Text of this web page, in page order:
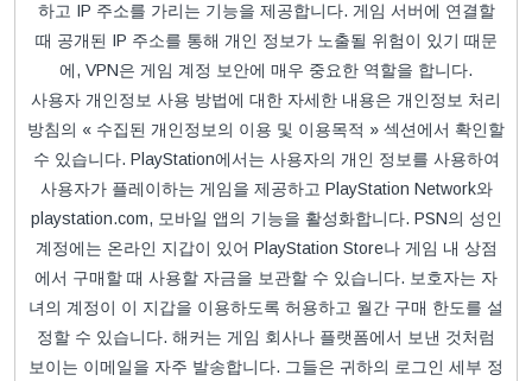
하고 IP 주소를 가리는 기능을 제공합니다. 게임 서버에 연결할
때 공개된 IP 주소를 통해 개인 정보가 노출될 위험이 있기 때문
에, VPN은 게임 계정 보안에 매우 중요한 역할을 합니다.
사용자 개인정보 사용 방법에 대한 자세한 내용은 개인정보 처리
방침의 « 수집된 개인정보의 이용 및 이용목적 » 섹션에서 확인할
수 있습니다. PlayStation에서는 사용자의 개인 정보를 사용하여
사용자가 플레이하는 게임을 제공하고 PlayStation Network와
playstation.com, 모바일 앱의 기능을 활성화합니다. PSN의 성인
계정에는 온라인 지갑이 있어 PlayStation Store나 게임 내 상점
에서 구매할 때 사용할 자금을 보관할 수 있습니다. 보호자는 자
녀의 계정이 이 지갑을 이용하도록 허용하고 월간 구매 한도를 설
정할 수 있습니다. 해커는 게임 회사나 플랫폼에서 보낸 것처럼
보이는 이메일을 자주 발송합니다. 그들은 귀하의 로그인 세부 정